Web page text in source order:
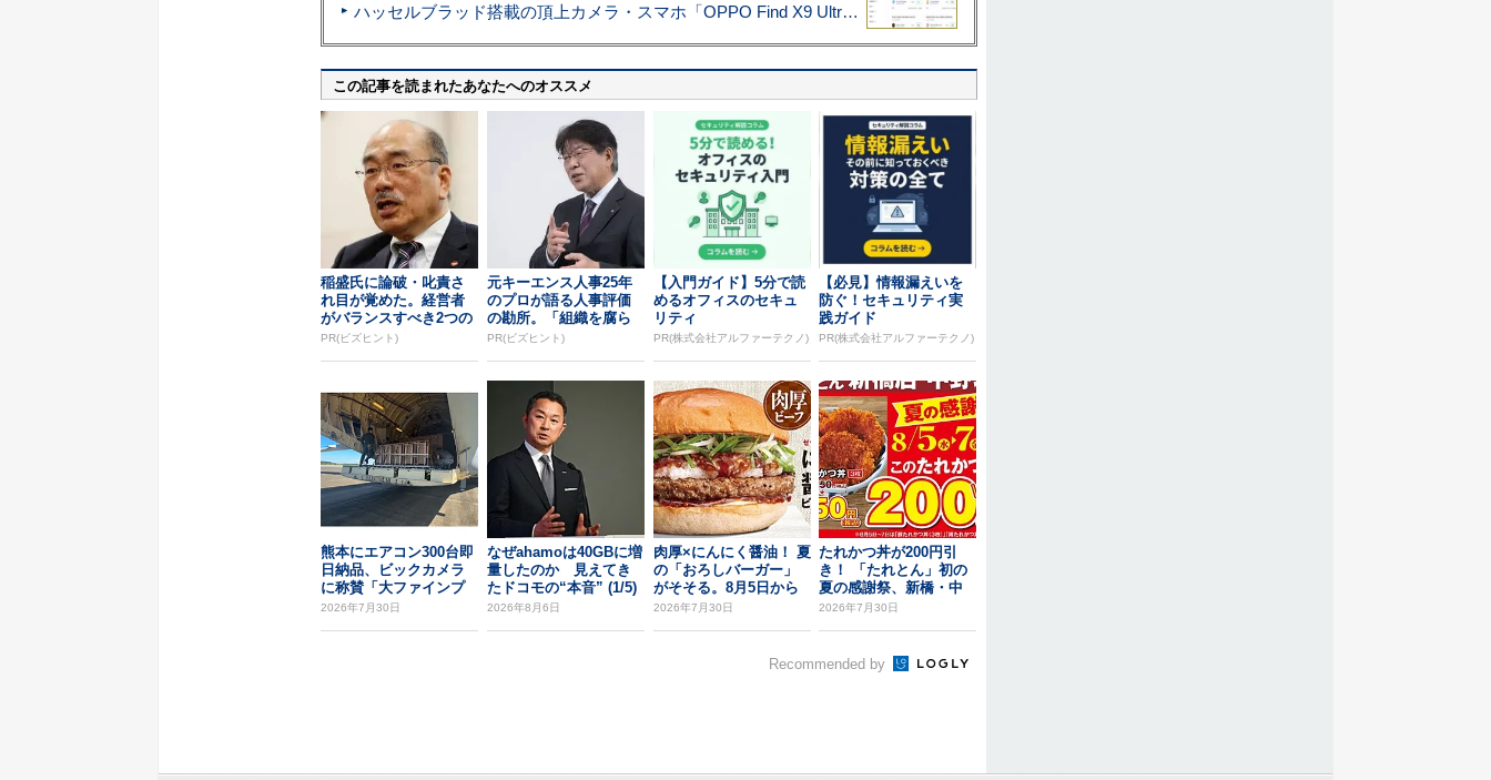
ハッセルブラッド搭載の頂上カメラ・スマホ「OPPO Find X9 Ultra」実写レビュー=プロが本気で徹底撮影しました!!
この記事を読まれたあなたへのオススメ
稲盛氏に論破・叱責さ
れ目が覚めた。経営者
がバランスすべき2つの
背反
PR(ビズヒント)
元キーエンス人事25年
のプロが語る人事評価
の勘所。「組織を腐ら
せるNG評価」とは...
PR(ビズヒント)
【入門ガイド】5分で読
めるオフィスのセキュ
リティ
PR(株式会社アルファーテクノ)
【必見】情報漏えいを
防ぐ！セキュリティ実
践ガイド
PR(株式会社アルファーテクノ)
熊本にエアコン300台即
日納品、ビックカメラ
に称賛「大ファインプ
レー」
2026年7月30日
なぜahamoは40GBに増
量したのか 見えてき
たドコモの“本音” (1/5)
2026年8月6日
肉厚×にんにく醤油！ 夏
の「おろしバーガー」
がそそる。8月5日から
2026年7月30日
たれかつ丼が200円引
き！ 「たれとん」初の
夏の感謝祭、新橋・中
野北口で開催
2026年7月30日
Recommended by